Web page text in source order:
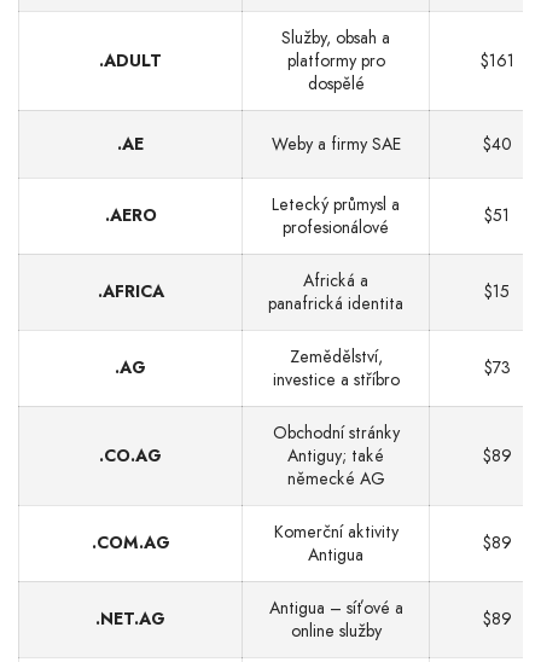
.ADULT
Služby, obsah a
platformy pro
dospělé
$161
.AE Weby a firmy SAE $40
.AERO
Letecký průmysl a
profesionálové
$51
.AFRICA
Africká a
panafrická identita
$15
.AG
Zemědělství,
investice a stříbro
$73
.CO.AG
Obchodní stránky
Antiguy; také
německé AG
$89
.COM.AG
Komerční aktivity
Antigua
$89
.NET.AG
Antigua – síťové a
online služby
$89